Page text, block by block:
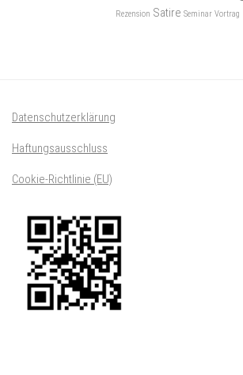
Rezension Satire Seminar Vortrag
Datenschutzerklärung
Haftungsausschluss
Cookie-Richtlinie (EU)